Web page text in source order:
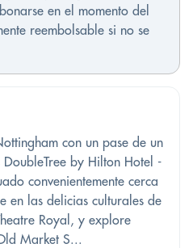
en el momento del
reembolsable si no se
con un pase de un
by Hilton Hotel -
convenientemente cerca
en las delicias culturales de
Royal, y explore
Market S...